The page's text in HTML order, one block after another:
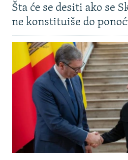
Šta će se desiti ako se
ne konstituiše do